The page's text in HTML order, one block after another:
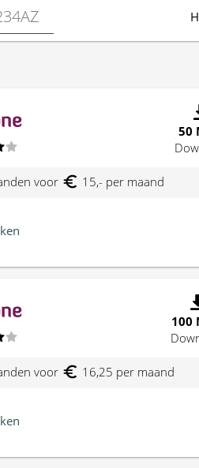
50
voor 15,- per maand
100
voor 16,25 per maand